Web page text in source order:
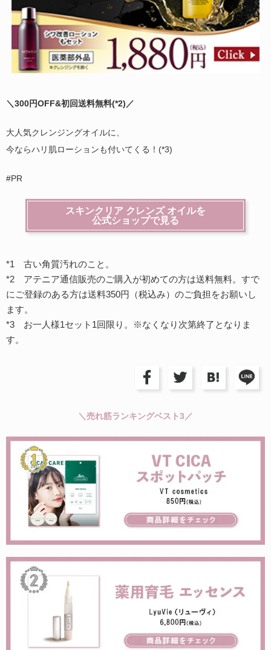
＼300円OFF&初回送料無料(*2)／
大人気クレンジングオイルに、
今ならハリ肌ローションも付いてくる！(*3)
#PR
スキンクリア クレンズ オイルを
公式ショップで見る
*1 古い角質汚れのこと。
*2 アテニア通信販売のご購入が初めての方は送料無料。すで
にご登録のある方は送料350円（税込み）のご負担をお願いし
ます。
*3 お一人様1セット1回限り。※なくなり次第終了となりま
す。
＼売れ筋ランキングベスト3／